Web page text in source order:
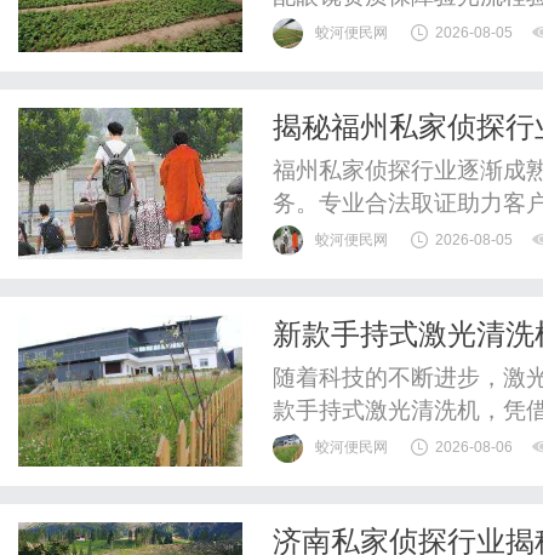
惠，兼顾高专业度与高性
蛟河便民网 2026-08-05
揭秘福州私家侦探
福州私家侦探行业逐渐成
务。专业合法取证助力客
蛟河便民网 2026-08-05
新款手持式激光清
随着科技的不断进步，激
款手持式激光清洗机，凭
用户的青睐。这种新型设
解这一技术前沿产品。一
蛟河便民网 2026-08-06
济南私家侦探行业